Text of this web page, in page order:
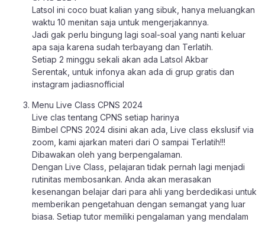
Latsol ini coco buat kalian yang sibuk, hanya meluangkan
waktu 10 menitan saja untuk mengerjakannya.
Jadi gak perlu bingung lagi soal-soal yang nanti keluar
apa saja karena sudah terbayang dan Terlatih.
Setiap 2 minggu sekali akan ada Latsol Akbar
Serentak, untuk infonya akan ada di grup gratis dan
instagram jadiasnofficial
Menu Live Class CPNS 2024
Live clas tentang CPNS setiap harinya
Bimbel CPNS 2024 disini akan ada, Live class ekslusif via
zoom, kami ajarkan materi dari O sampai Terlatih!!!
Dibawakan oleh yang berpengalaman.
Dengan Live Class, pelajaran tidak pernah lagi menjadi
rutinitas membosankan. Anda akan merasakan
kesenangan belajar dari para ahli yang berdedikasi untuk
memberikan pengetahuan dengan semangat yang luar
biasa. Setiap tutor memiliki pengalaman yang mendalam